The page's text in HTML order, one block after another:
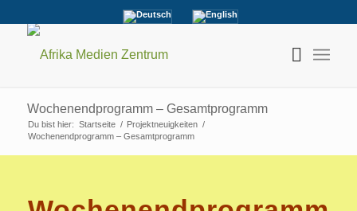
Wochenendprogramm – Gesamtprogramm
Du bist hier: Startseite / Projektneuigkeiten /
Wochenendprogramm – Gesamtprogramm